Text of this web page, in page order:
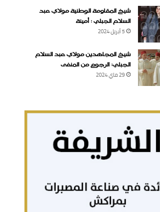
شيخ المقاومة الوطنية مولاي عبد
السلام الجبلي : أمينة
5 أبريل 2024
شيخ المجاهدين مولاي عبد السلام
الجبلي: الرجوع من المنفى
29 ماي 2024